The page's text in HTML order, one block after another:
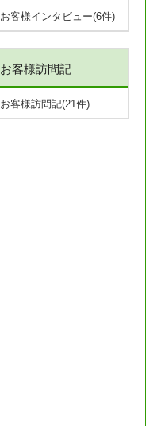
お客様インタビュー(6件)
お客様訪問記
お客様訪問記(21件)